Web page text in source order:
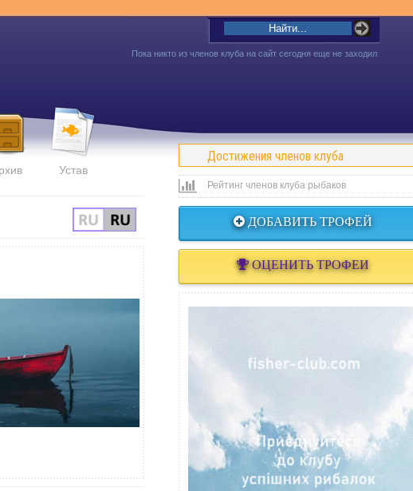
Устав
Пока никто из членов клуба на сайт сегодня еще не заходил
Достижения членов клуба
Рейтинг членов клуба рыбаков
ДОБАВИТЬ ТРОФЕЙ
ОЦЕНИТЬ ТРОФЕИ